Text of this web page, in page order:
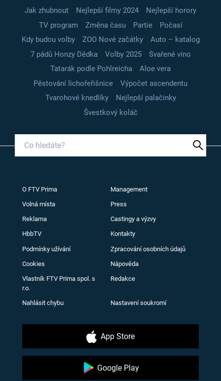
Jak zhubnout Nejlepší filmy 2024
Nejlepší horory
TV program
Změna času Partie
Počasí
Kdy budou volby
ZOO Nové začátky
Auto – katalog
7 pádů Honzy Dědka
Volby 2025
Svařené víno
Tatarák podle Pohlreicha
Aloe vera
Pěstování lichořeřišnice
Výpočet ascendentu
Tvarohové knedlíky
Nejlepší palačinky
Švestkový koláč
O FTV Prima Management
Volná místa Press
Reklama Castingy a výzvy
HbbTV Kontakty
Podmínky užívání Zpracování osobních údajů
Cookies Nápověda
Vlastník FTV Prima spol. s
r.o.
Redakce
Nahlásit chybu Nastavení soukromí
App Store
Google Play